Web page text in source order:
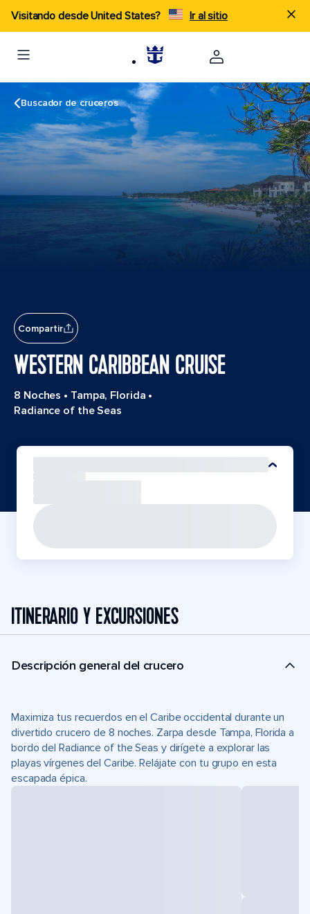
Visitando desde United States? Ir al sitio
Buscador de cruceros
Compartir
WESTERN CARIBBEAN CRUISE
8 Noches • Tampa, Florida •
Radiance of the Seas
ITINERARIO Y EXCURSIONES
Descripción general del crucero
Maximiza tus recuerdos en el Caribe occidental durante un
divertido crucero de 8 noches. Zarpa desde Tampa, Florida a
bordo del Radiance of the Seas y dirígete a explorar las
playas vírgenes del Caribe. Relájate con tu grupo en esta
escapada épica.